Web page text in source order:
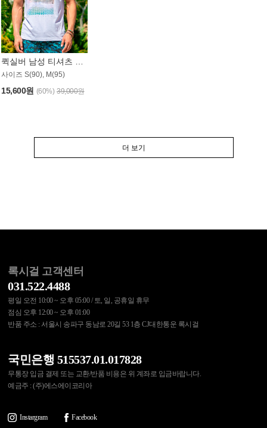
퀵실버 남성 티셔츠 MST357WQS
사이즈 S(90), M(95)
15,600원 (60%) 39,000원
더 보기
록시걸 고객센터
031.522.4488
평일 오전 10:00 ~ 오후 05:00 / 토, 일, 공휴일 휴무
점심 오후 12:00 ~ 오후 01:00
반품 주소 : 서울시 송파구 동남로 20길 53 1층 CJ대한통운 록시걸
국민은행 515537.01.017828
무통장 입금 결제 또는 교환/반품 비용은 위 계좌로 입금바랍니다.
예금주 : (주)에스에이코리아
Instargram Facebook